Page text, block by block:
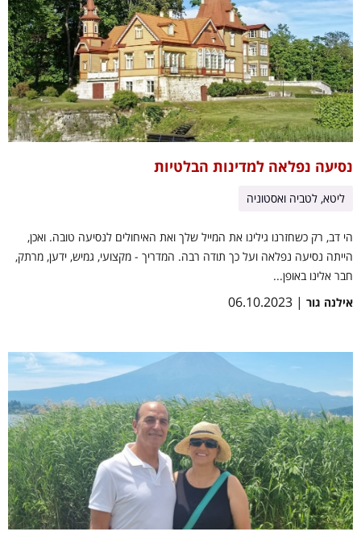
נסיעה נפלאה למדינות הבלטיות
ליטא, לטביה ואסטוניה
הי דב, רק כשחזרנו גילינו את המייל שלך ואת האיחולים לנסיעה טובה. ואכן,
הייתה נסיעה נפלאה ועל כך תודה רבה. המדריך - מקצועי, גמיש, ידען, מרתק,
חבר אלינו באופן...
אילנה גור | 06.10.2023